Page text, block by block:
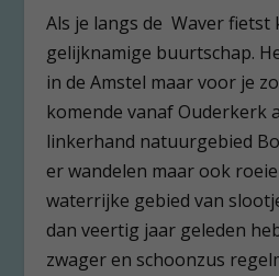
Als je langs de Waver
gelijknamige buurtschap.
in de Amstel maar voor je
komende vanaf Ouderkerk
linkerhand natuurgebied
er wandelen maar ook
waterrijke gebied van
dan veertig jaar geleden
zwager en schoonzus